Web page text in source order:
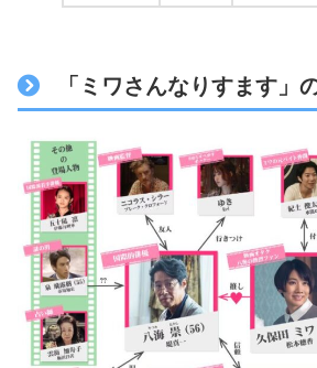
「ミワさんなりすます」